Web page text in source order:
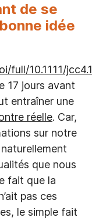
de se
idée
full/10.1111/
17 jours avant
entraîner une
réelle. Car,
sur notre
que nous
fait que la
pas ces
le simple fait